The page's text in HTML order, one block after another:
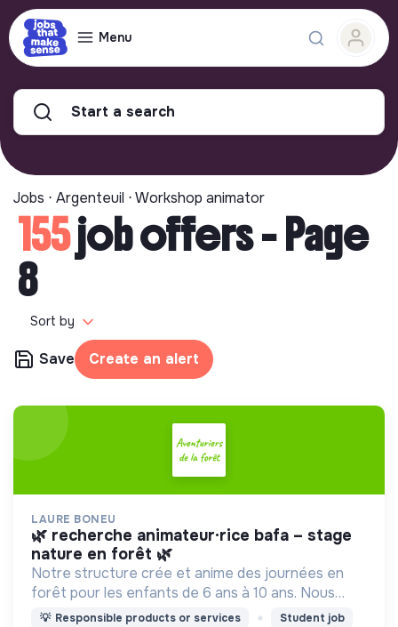
Menu
Start a search
Jobs ⋅ Argenteuil ⋅ Workshop animator
155job offers - Page
8
Sort by
Save Create an alert
LAURE BONEU
🌿 recherche animateur·rice bafa – stage
nature en forêt 🌿
Notre structure crée et anime des journées en
forêt pour les enfants de 6 ans à 10 ans. Nous
proposons aux enfants des activités en lien avec
💡 Responsible products or services
Student job